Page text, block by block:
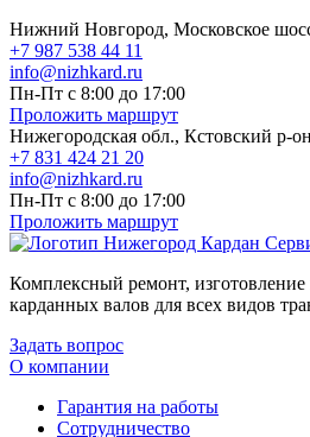
Нижний Новгород, Московское
+7 987 538 44 11
info@nizhkard.ru
Пн-Пт с 8:00 до 17:00
Проложить маршрут
Нижегородская обл., Кстовский р-
+7 831 424 21 20
info@nizhkard.ru
Пн-Пт с 8:00 до 17:00
Проложить маршрут
Комплексный ремонт, изготовление
карданных валов для всех видов
Задать вопрос
О компании
Гарантия на работы
Сотрудничество